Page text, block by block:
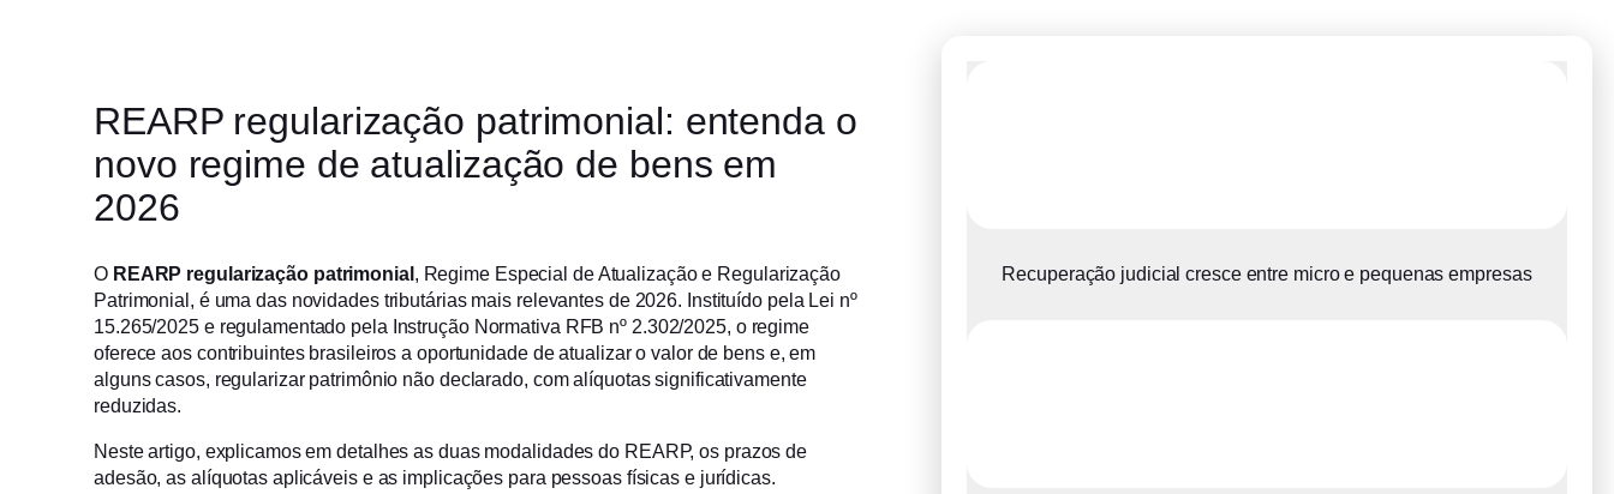
REARP regularização patrimonial: entenda o
novo regime de atualização de bens em
2026
O REARP regularização patrimonial , Regime Especial de Atualização e Regularização
Patrimonial, é uma das novidades tributárias mais relevantes de 2026. Instituído pela Lei nº
15.265/2025 e regulamentado pela Instrução Normativa RFB nº 2.302/2025, o regime
oferece aos contribuintes brasileiros a oportunidade de atualizar o valor de bens e, em
alguns casos, regularizar patrimônio não declarado, com alíquotas significativamente
reduzidas.
Neste artigo, explicamos em detalhes as duas modalidades do REARP, os prazos de
adesão, as alíquotas aplicáveis e as implicações para pessoas físicas e jurídicas.
Recuperação judicial cresce entre micro e pequenas empresas